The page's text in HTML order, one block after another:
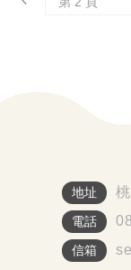
地址
電話
信箱